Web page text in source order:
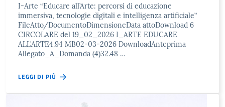
I-Arte “Educare all’Arte: percorsi di educazione
immersiva, tecnologie digitali e intelligenza artificiale”
FileAtto/DocumentoDimensioneData attoDownload 6
CIRCOLARE del 19_02_2026 I_ARTE EDUCARE
ALL'ARTE4.94 MB02-03-2026 DownloadAnteprima
Allegato_A_Domanda (4)32.48 …
LEGGI DI PIÙ